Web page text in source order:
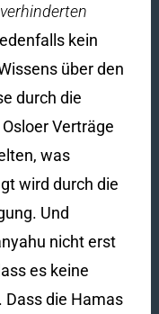
verhinderten
kein
über den
durch die
Verträge
was
wird durch die
Und
nicht erst
es keine
die Hamas